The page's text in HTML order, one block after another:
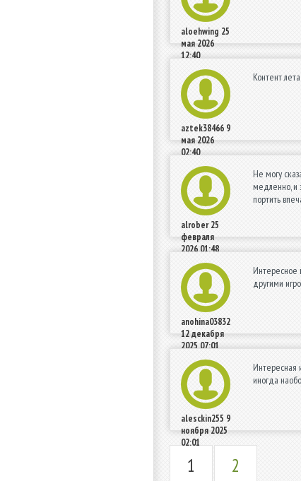
aloehwing 25
мая 2026
12:40
aztek38466 9
мая 2026
02:40
Контент
alrober 25
февраля
2026 01:48
Не могу
медленно, и
портить
anohina03832
12 декабря
2025 07:01
Интересное
другими
alesckin255 9
ноября 2025
02:01
Интересная
иногда
1 2